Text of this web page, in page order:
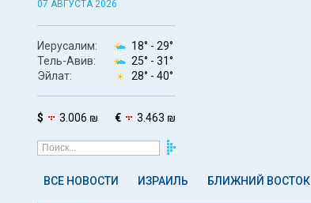
07 АВГУСТА 2026
Иерусалим: 18° - 29°
Тель-Авив:
25° - 31°
Эйлат:
28° - 40°
$ 3.006 ₪ € 3.463 ₪
ВСЕ НОВОСТИ ИЗРАИЛЬ БЛИЖНИЙ ВОСТОК